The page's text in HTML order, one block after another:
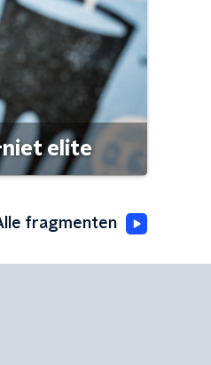
niet elite
fragmenten